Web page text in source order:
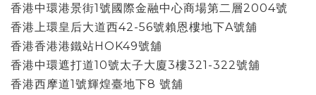
香港中環港景街1號國際金融中心商場第二層2004號
香港上環皇后大道西42-56號賴恩樓地下A號舖
香港香港港鐵站HOK49號舖
香港中環遮打道10號太子大廈3樓321-322號舖
香港西摩道1號輝煌臺地下8 號舖